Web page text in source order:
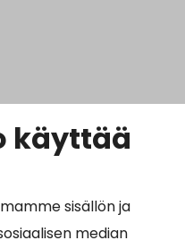
käyttää
sisällön ja
median